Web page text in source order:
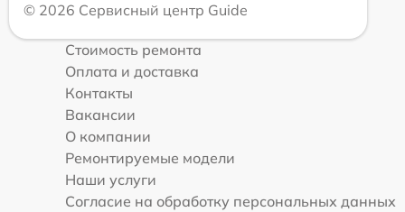
© 2026 Сервисный центр Guide
Стоимость ремонта
Оплата и доставка
Контакты
Вакансии
О компании
Ремонтируемые модели
Наши услуги
Согласие на обработку персональных данных